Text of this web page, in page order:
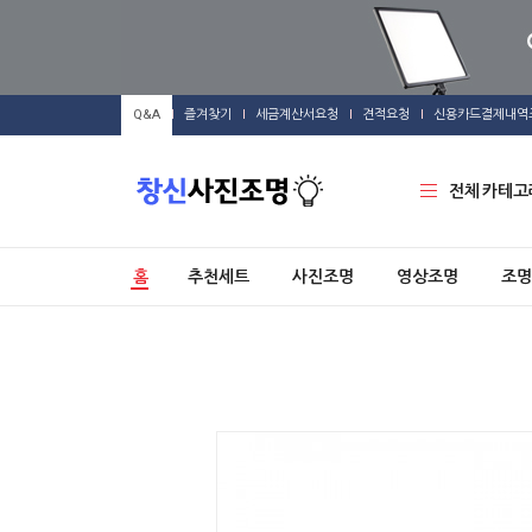
Q&A 즐겨찾기 세금계산서요청 견적요청 신용카드결제내역
전체 카테고
홈 추천세트 사진조명 영상조명 조